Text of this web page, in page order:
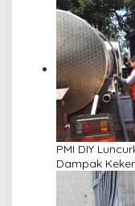
PMI DIY
Dampak